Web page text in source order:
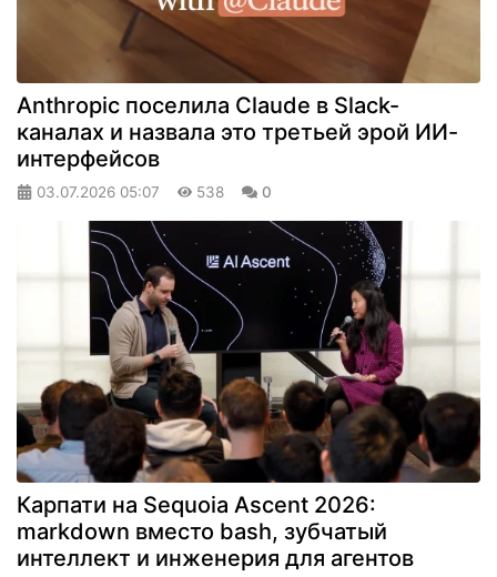
Anthropic поселила Claude в Slack-
каналах и назвала это третьей эрой ИИ-
интерфейсов
03.07.2026 05:07 538 0
Карпати на Sequoia Ascent 2026:
markdown вместо bash, зубчатый
интеллект и инженерия для агентов